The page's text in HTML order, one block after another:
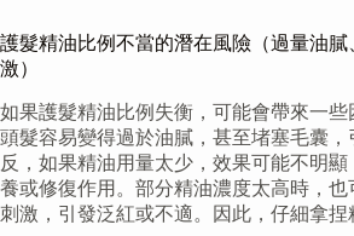
護髮精油比例不當的潛在風險（過量油膩
激）
如果護髮精油比例失衡，可能會帶來一些
頭髮容易變得過於油膩，甚至堵塞毛囊
反，如果精油用量太少，效果可能不明
養或修復作用。部分精油濃度太高時，
刺激，引發泛紅或不適。因此，仔細拿捏